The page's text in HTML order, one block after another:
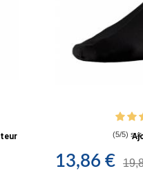
(5/5)
13,86 €